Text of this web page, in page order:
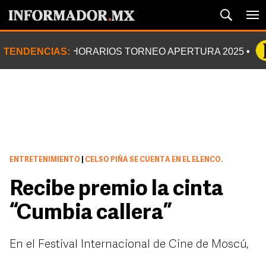
TENDENCIAS: HORARIOS TORNEO APERTURA 2025
ENTRETENIMIENTO CELSO PIÑA SE CUENTA EN EL ELENCO.
Recibe premio la cinta
“Cumbia callera”
En el Festival Internacional de Cine de Moscú,